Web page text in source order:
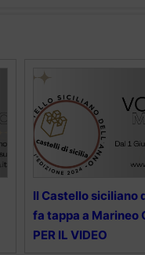
Il Castello siciliano
fa tappa a Marineo
PER IL VIDEO